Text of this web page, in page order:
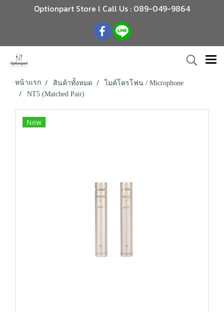
Optionpart Store l Call Us : 089-049-9864
หน้าแรก สินค้าทั้งหมด
ไมค์โครโฟน / Microphone
NT5 (Matched Pair)
New